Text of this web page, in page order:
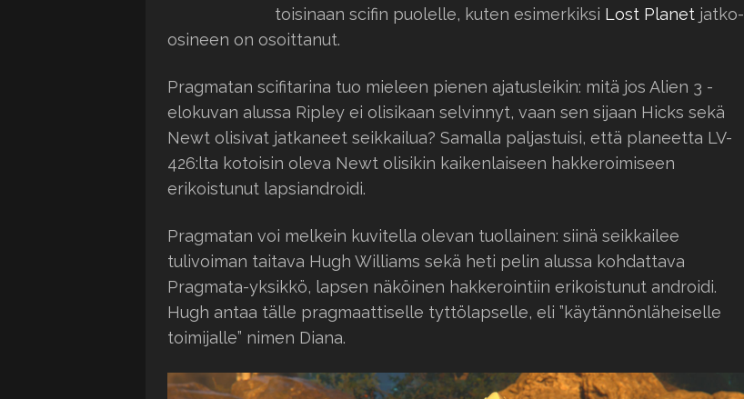
toisinaan scifin puolelle, kuten esimerkiksi Lost Planet jatko-
osineen on osoittanut.
Pragmatan scifitarina tuo mieleen pienen ajatusleikin: mitä jos Alien 3 -
elokuvan alussa Ripley ei olisikaan selvinnyt, vaan sen sijaan Hicks sekä
Newt olisivat jatkaneet seikkailua? Samalla paljastuisi, että planeetta LV-
426:lta kotoisin oleva Newt olisikin kaikenlaiseen hakkeroimiseen
erikoistunut lapsiandroidi.
Pragmatan voi melkein kuvitella olevan tuollainen: siinä seikkailee
tulivoiman taitava Hugh Williams sekä heti pelin alussa kohdattava
Pragmata-yksikkö, lapsen näköinen hakkerointiin erikoistunut androidi.
Hugh antaa tälle pragmaattiselle tyttölapselle, eli ”käytännönläheiselle
toimijalle” nimen Diana.